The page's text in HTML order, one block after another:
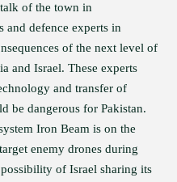
of the town in
and defence experts in
of the next level of
and Israel. These experts
and transfer of
be dangerous for Pakistan.
Iron Beam is on the
enemy drones during
of Israel sharing its